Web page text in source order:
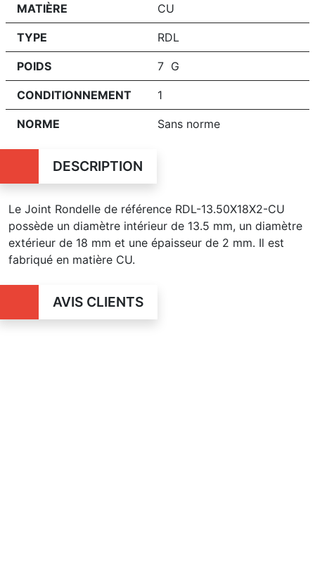
MATIÈRE CU
TYPE RDL
POIDS 7 G
CONDITIONNEMENT 1
NORME Sans norme
DESCRIPTION
Le Joint Rondelle de référence RDL-13.50X18X2-CU
possède un diamètre intérieur de 13.5 mm, un diamètre
extérieur de 18 mm et une épaisseur de 2 mm. Il est
fabriqué en matière CU.
AVIS CLIENTS